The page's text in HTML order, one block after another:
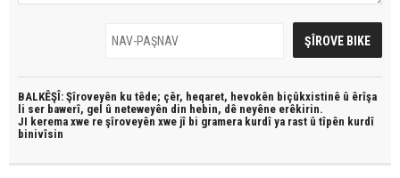
BALKÊŞÎ: Şîroveyên ku têde; çêr, heqaret, hevokên biçûkxistinê û êrîşa
li ser bawerî, gel û neteweyên din hebin, dê neyêne erêkirin.
JI kerema xwe re şîroveyên xwe jî bi gramera kurdî ya rast û tîpên kurdî
binivîsin